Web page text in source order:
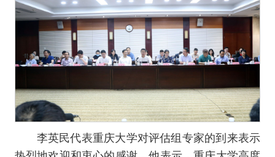
李英民代表重庆大学对评估组专家的到来表示